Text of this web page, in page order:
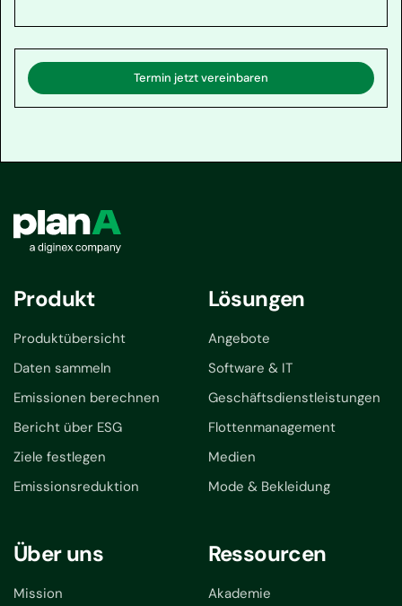
Termin jetzt vereinbaren
Produkt
Produktübersicht
Daten sammeln
Emissionen berechnen
Bericht über ESG
Ziele festlegen
Emissionsreduktion
Lösungen
Angebote
Software & IT
Geschäftsdienstleistungen
Flottenmanagement
Medien
Mode & Bekleidung
Über uns
Mission
Ressourcen
Akademie